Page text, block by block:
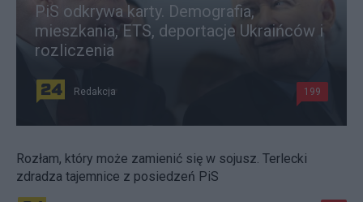
PiS odkrywa karty. Demografia,
mieszkania, ETS, deportacje Ukraińców i
rozliczenia
Redakcja 199
Rozłam, który może zamienić się w sojusz. Terlecki
zdradza tajemnice z posiedzeń PiS